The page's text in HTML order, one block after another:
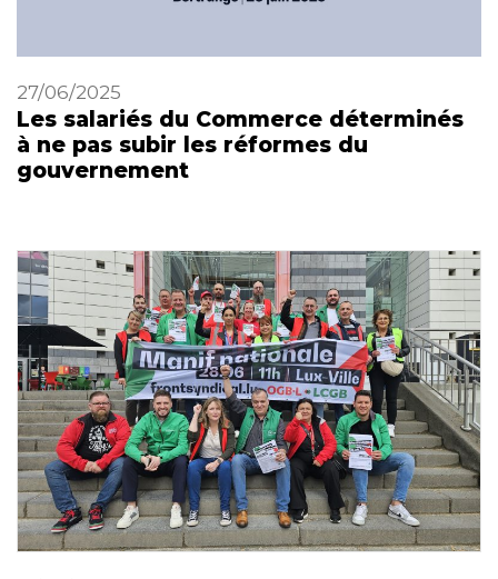
27/06/2025
Les salariés du Commerce déterminés
à ne pas subir les réformes du
gouvernement